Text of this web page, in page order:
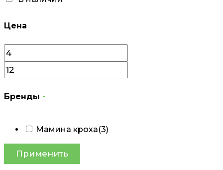
Цена
Бренды -
Мамина кроха(3)
Применить